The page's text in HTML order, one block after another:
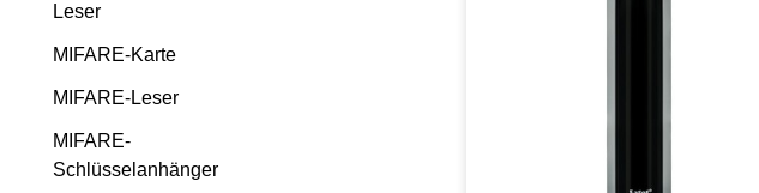
Leser
MIFARE-Karte
MIFARE-Leser
MIFARE-
Schlüsselanhänger